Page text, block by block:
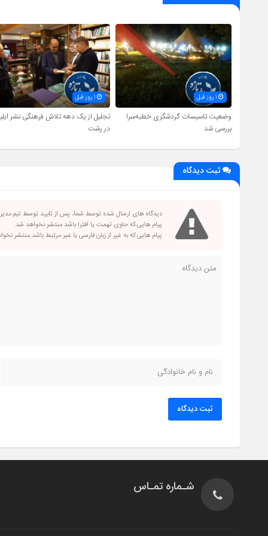
1 روز قبل
وضعیت تاسیسات گردشگری خطبه‌سرا
بررسی شد
1 روز قبل
تجلیل از یک دهه تلاش فرهنگی نشر
در رشت
ثبت دیدگاه
دیدگاه های ارسال شده توسط شما، پس از تایید توسط تیم
پیام هایی که حاوی تهمت یا افترا باشد منتشر نخواهد شد.
پیام هایی که به غیر از زبان فارسی یا غیر مرتبط باشد منتشر
ثبت دیدگاه
شـماره تمـاس